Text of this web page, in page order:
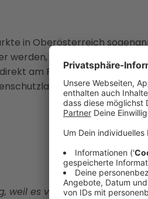
in Oberösterreich
werden, aber der Inhalt
am Regal oder beim
Stefan
weil es verhindert, dass